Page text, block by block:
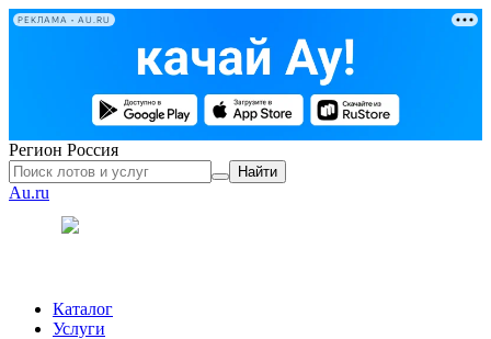
РЕКЛАМА • AU.RU
Регион Россия
Найти
Au.ru
Каталог
Услуги